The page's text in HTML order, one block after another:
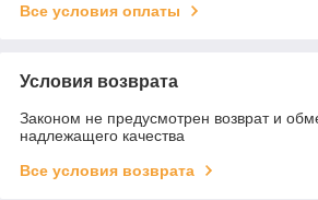
Все условия оплаты
Условия возврата
Законом не предусмотрен возврат и
надлежащего качества
Все условия возврата